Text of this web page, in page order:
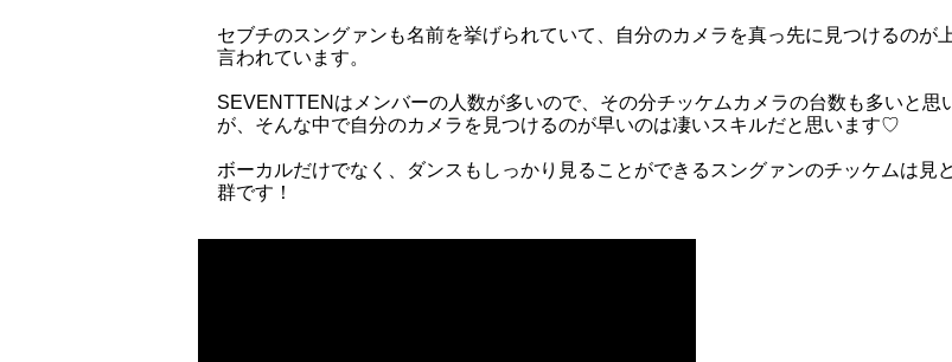
セブチのスングァンも名前を挙げられていて、自分のカメラを真っ先に見つけるのが
言われています。
SEVENTTENはメンバーの人数が多いので、その分チッケムカメラの台数も多いと思
が、そんな中で自分のカメラを見つけるのが早いのは凄いスキルだと思います♡
ボーカルだけでなく、ダンスもしっかり見ることができるスングァンのチッケムは見
群です！